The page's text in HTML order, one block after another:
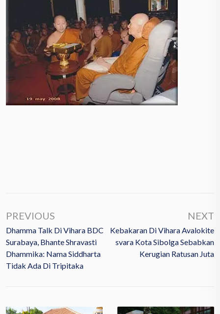
PREVIOUS
Dhamma Talk Di Vihara BDC
Surabaya, Bhante Shravasti
Dhammika: Nama Siddharta
Tidak Ada Di Tripitaka
NEXT
Kebakaran Di Vihara Avalokite
Svara Kota Sibolga Sebabkan
Kerugian Ratusan Juta